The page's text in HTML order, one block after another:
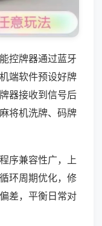
控牌器通过蓝牙
端软件预设好牌
器接收到信号后
将机洗牌、码牌
序兼容性广，上
环周期优化，修
差，平衡日常对